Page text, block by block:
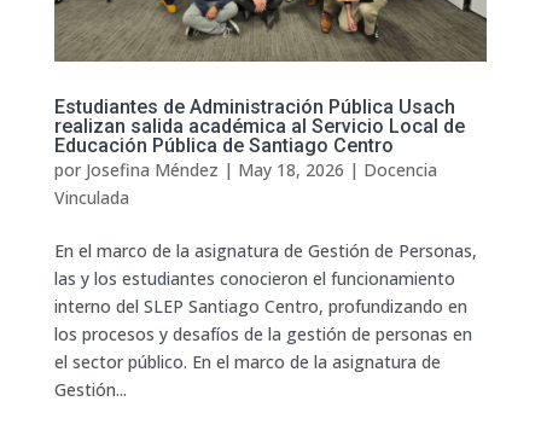
Estudiantes de Administración Pública Usach
realizan salida académica al Servicio Local de
Educación Pública de Santiago Centro
por Josefina Méndez | May 18, 2026 | Docencia
Vinculada
En el marco de la asignatura de Gestión de Personas,
las y los estudiantes conocieron el funcionamiento
interno del SLEP Santiago Centro, profundizando en
los procesos y desafíos de la gestión de personas en
el sector público. En el marco de la asignatura de
Gestión...